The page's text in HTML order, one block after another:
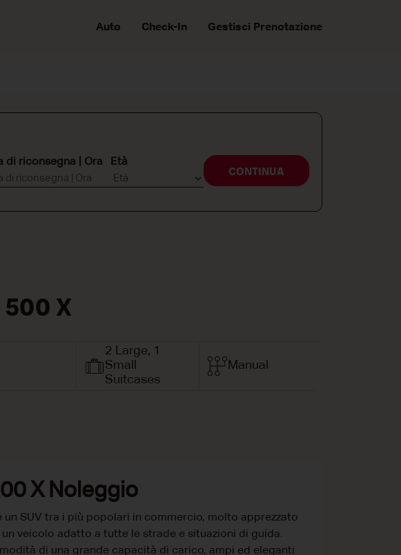
Auto Check-In Gestisci Prenotazione
di riconsegna | Ora
Età
CONTINUA
X
2 Large, 1
Small
Suitcases
Manual
X Noleggio
un SUV tra i più popolari in commercio, molto apprezzato
un veicolo adatto a tutte le strade e situazioni di guida.
di una grande capacità di carico, ampi ed eleganti